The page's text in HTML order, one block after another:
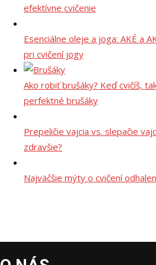
efektívne cvičenie
Esenciálne oleje a joga: AKÉ a
pri cvičení jogy
Ako robiť brušáky? Keď cvičíš,
perfektné brušáky
Prepeličie vajcia vs. slepačie
zdravšie?
Najväčšie mýty o cvičení